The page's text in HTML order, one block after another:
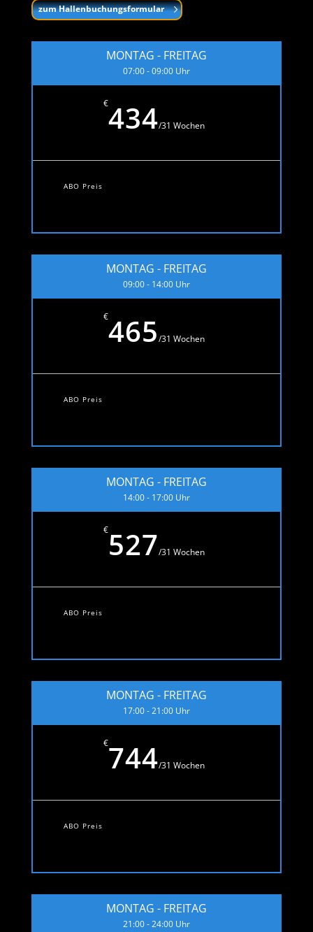
zum Hallenbuchungsformular
MONTAG - FREITAG
07:00 - 09:00 Uhr
€434/31 Wochen
ABO Preis
MONTAG - FREITAG
09:00 - 14:00 Uhr
€465/31 Wochen
ABO Preis
MONTAG - FREITAG
14:00 - 17:00 Uhr
€527/31 Wochen
ABO Preis
MONTAG - FREITAG
17:00 - 21:00 Uhr
€744/31 Wochen
ABO Preis
MONTAG - FREITAG
21:00 - 24:00 Uhr